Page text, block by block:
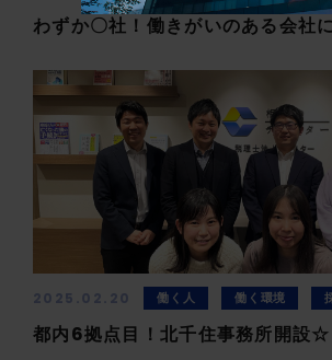
わずか〇社！働きがいのある会社
2025.02.20 働く人 働く環境
都内6拠点目！北千住事務所開設☆